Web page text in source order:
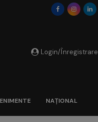
Login/Înregistrare
NAȚIONAL